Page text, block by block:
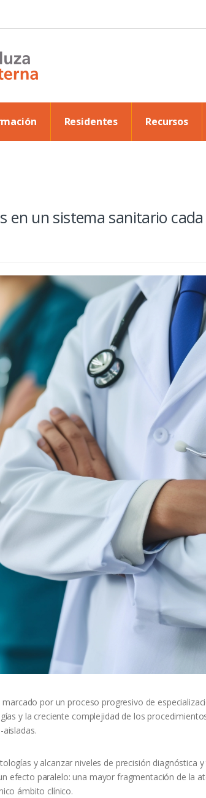
Residentes Recursos
en un sistema sanitario
por un proceso progresivo de
y la creciente complejidad de los
y alcanzar niveles de precisión diagnóstica
efecto paralelo: una mayor fragmentación de la
ámbito clínico.